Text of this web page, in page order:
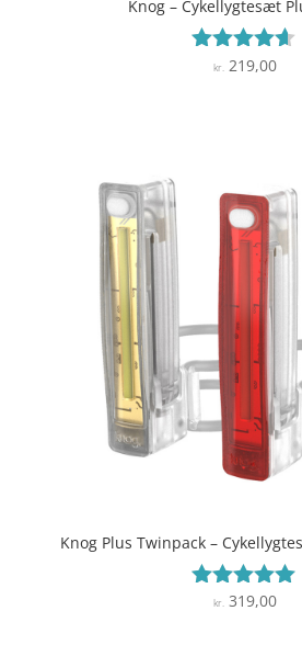
Knog – Cykellygtesæt
Vurderet
kr. 219,00
Knog Plus Twinpack –
Vurderet
kr.319,00